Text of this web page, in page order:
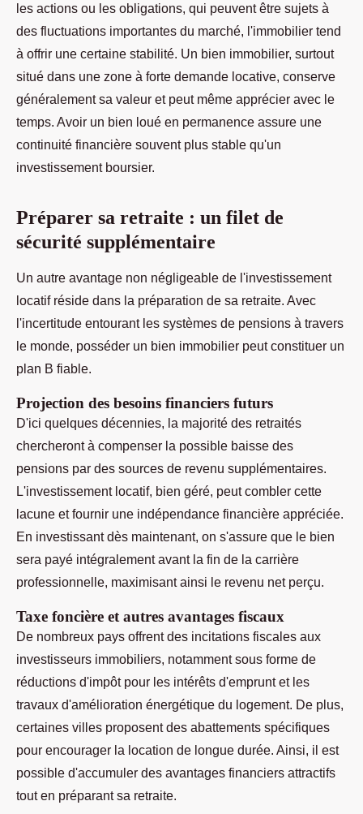
les actions ou les obligations, qui peuvent être sujets à
des fluctuations importantes du marché, l'immobilier tend
à offrir une certaine stabilité. Un bien immobilier, surtout
situé dans une zone à forte demande locative, conserve
généralement sa valeur et peut même apprécier avec le
temps. Avoir un bien loué en permanence assure une
continuité financière souvent plus stable qu'un
investissement boursier.
Préparer sa retraite : un filet de
sécurité supplémentaire
Un autre avantage non négligeable de l'investissement
locatif réside dans la préparation de sa retraite. Avec
l'incertitude entourant les systèmes de pensions à travers
le monde, posséder un bien immobilier peut constituer un
plan B fiable.
Projection des besoins financiers futurs
D'ici quelques décennies, la majorité des retraités
chercheront à compenser la possible baisse des
pensions par des sources de revenu supplémentaires.
L'investissement locatif, bien géré, peut combler cette
lacune et fournir une indépendance financière appréciée.
En investissant dès maintenant, on s'assure que le bien
sera payé intégralement avant la fin de la carrière
professionnelle, maximisant ainsi le revenu net perçu.
Taxe foncière et autres avantages fiscaux
De nombreux pays offrent des incitations fiscales aux
investisseurs immobiliers, notamment sous forme de
réductions d'impôt pour les intérêts d'emprunt et les
travaux d'amélioration énergétique du logement. De plus,
certaines villes proposent des abattements spécifiques
pour encourager la location de longue durée. Ainsi, il est
possible d'accumuler des avantages financiers attractifs
tout en préparant sa retraite.